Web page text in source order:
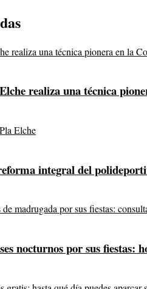
realiza una técnica
integral del
nocturnos por sus fiestas: